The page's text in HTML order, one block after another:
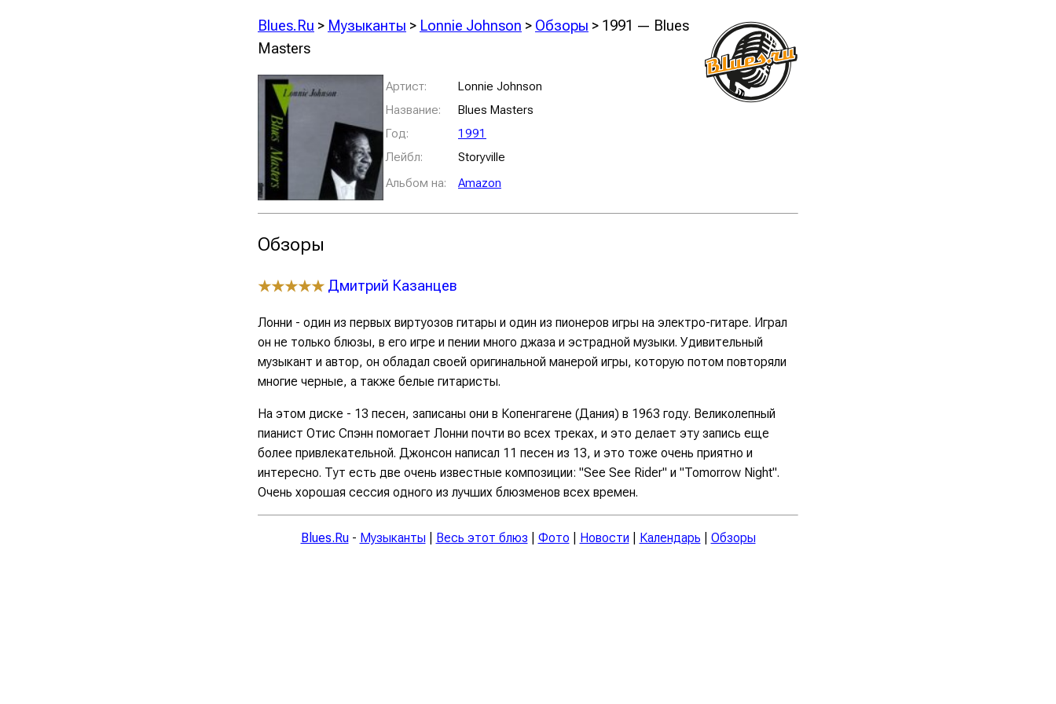
Blues.Ru > Музыканты > Lonnie Johnson > Обзоры > 1991 — Blues
Masters
Артист:
Lonnie Johnson
Название:
Blues Masters
Год:
1991
Лейбл:
Storyville
Альбом на:
Amazon
Обзоры
★★★★★ Дмитрий Казанцев
Лонни - один из первых виртуозов гитары и один из пионеров игры на электро-гитаре. Играл
он не только блюзы, в его игре и пении много джаза и эстрадной музыки. Удивительный
музыкант и автор, он обладал своей оригинальной манерой игры, которую потом повторяли
многие черные, а также белые гитаристы.
На этом диске - 13 песен, записаны они в Копенгагене (Дания) в 1963 году. Великолепный
пианист Отис Спэнн помогает Лонни почти во всех треках, и это делает эту запись еще
более привлекательной. Джонсон написал 11 песен из 13, и это тоже очень приятно и
интересно. Тут есть две очень известные композиции: "See See Rider" и "Tomorrow Night".
Очень хорошая сессия одного из лучших блюзменов всех времен.
Blues.Ru- Музыканты Весь этот блюз Фото Новости Календарь Обзоры